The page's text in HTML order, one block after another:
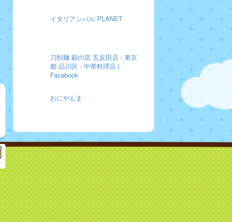
イタリアンバル PLANET
刀削麺 顧の店 五反田店 - 東京
都 品川区 - 中華料理店 |
Facebook
おにやんま